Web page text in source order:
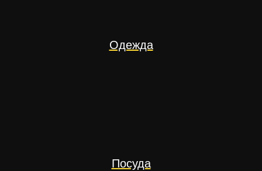
Одежда
Посуда